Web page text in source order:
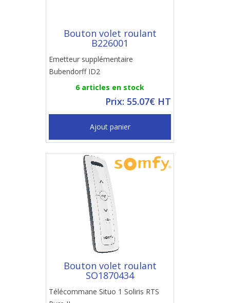
Bouton volet roulant
B226001
Emetteur supplémentaire
Bubendorff ID2
6 articles en stock
Prix: 55.07€ HT
Ajout panier
Bouton volet roulant
SO1870434
Télécommane Situo 1 Soliris RTS